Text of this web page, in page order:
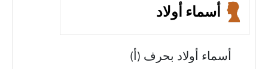
أسماء أولاد
أسماء أولاد بحرف (أ)